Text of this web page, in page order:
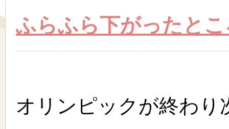
ふらふら下がったと
オリンピックが終わ